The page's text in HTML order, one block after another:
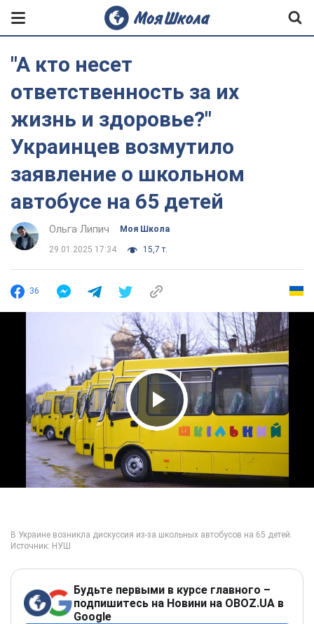
"А кто несет
ответственность за их
жизнь и здоровье?"
Украинцев возмутило
заявление о школьном
автобусе на 65 детей
Ольга Липич Моя Школа
29.01.2025 17:34 15,7 т.
36
Play Video
Будьте первыми в курсе главного –
подпишитесь на Новини на OBOZ.UA в
Google